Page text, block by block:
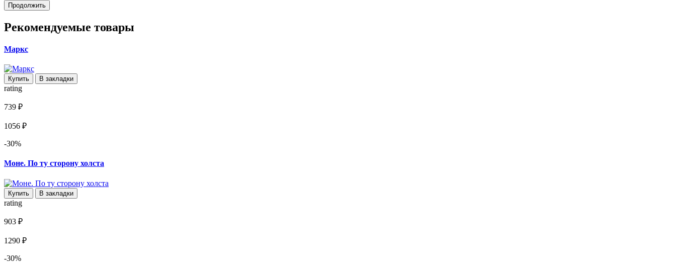
Продолжить
Рекомендуемые товары
Маркс
Купить В закладки
rating
739 ₽
1056 ₽
-30%
Моне. По ту сторону холста
Купить В закладки
rating
903 ₽
1290 ₽
-30%